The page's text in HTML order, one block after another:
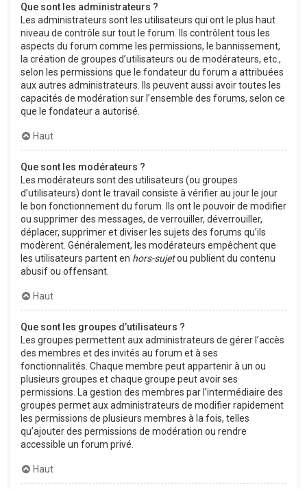
Que sont les administrateurs ?
Les administrateurs sont les utilisateurs qui ont le plus haut
niveau de contrôle sur tout le forum. Ils contrôlent tous les
aspects du forum comme les permissions, le bannissement,
la création de groupes d’utilisateurs ou de modérateurs, etc.,
selon les permissions que le fondateur du forum a attribuées
aux autres administrateurs. Ils peuvent aussi avoir toutes les
capacités de modération sur l’ensemble des forums, selon ce
que le fondateur a autorisé.
Haut
Que sont les modérateurs ?
Les modérateurs sont des utilisateurs (ou groupes
d’utilisateurs) dont le travail consiste à vérifier au jour le jour
le bon fonctionnement du forum. Ils ont le pouvoir de modifier
ou supprimer des messages, de verrouiller, déverrouiller,
déplacer, supprimer et diviser les sujets des forums qu’ils
modèrent. Généralement, les modérateurs empêchent que
les utilisateurs partent en hors-sujetou publient du contenu
abusif ou offensant.
Haut
Que sont les groupes d’utilisateurs ?
Les groupes permettent aux administrateurs de gérer l’accès
des membres et des invités au forum et à ses
fonctionnalités. Chaque membre peut appartenir à un ou
plusieurs groupes et chaque groupe peut avoir ses
permissions. La gestion des membres par l’intermédiaire des
groupes permet aux administrateurs de modifier rapidement
les permissions de plusieurs membres à la fois, telles
qu’ajouter des permissions de modération ou rendre
accessible un forum privé.
Haut